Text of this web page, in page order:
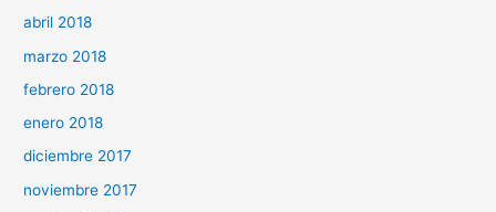
abril 2018
marzo 2018
febrero 2018
enero 2018
diciembre 2017
noviembre 2017